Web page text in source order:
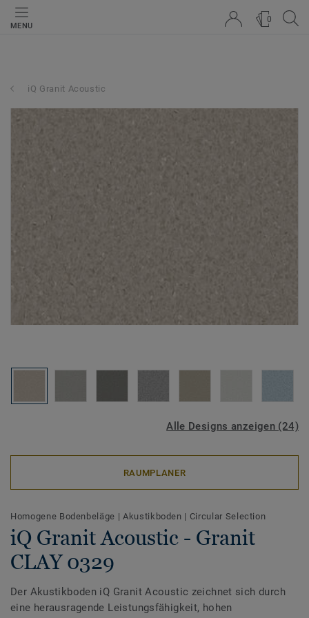
MENU
0
iQ Granit Acoustic
Alle Designs anzeigen (24)
RAUMPLANER
Homogene Bodenbeläge | Akustikboden | Circular Selection
iQ Granit Acoustic - Granit
CLAY 0329
Der Akustikboden iQ Granit Acoustic zeichnet sich durch
eine herausragende Leistungsfähigkeit, hohen